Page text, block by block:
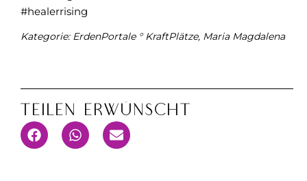
#healerrising
Kategorie: ErdenPortale ° KraftPlätze, Maria Magdalena
Teilen Erwünscht